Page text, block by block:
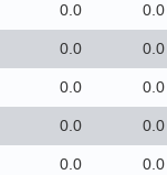
0.0 0.0
0.0 0.0
0.0 0.0
0.0 0.0
0.0 0.0